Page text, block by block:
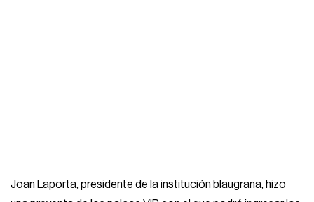
Joan Laporta, presidente de la institución blaugrana, hizo